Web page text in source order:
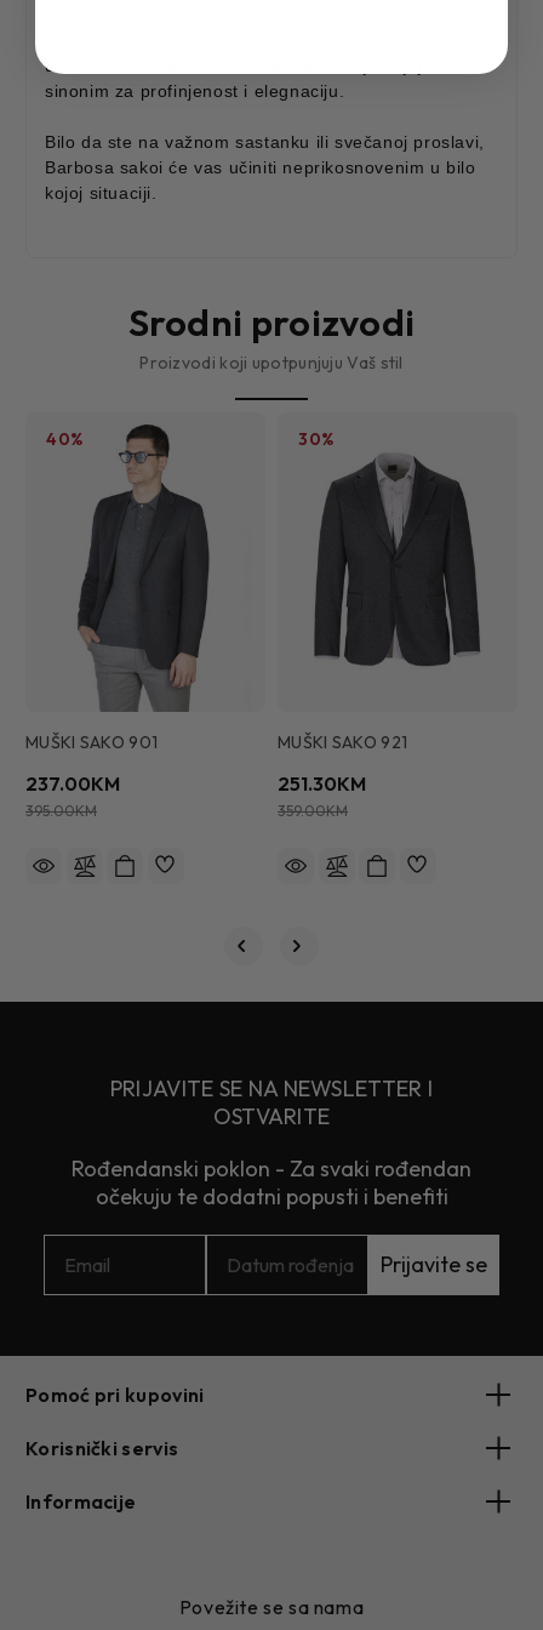
udobnosti i stila. Donose klasičan dizajn koji je
sinonim za profinjenost i elegnaciju.
Bilo da ste na važnom sastanku ili svečanoj proslavi,
Barbosa sakoi će vas učiniti neprikosnovenim u bilo
kojoj situaciji.
Srodni proizvodi
Proizvodi koji upotpunjuju Vaš stil
40%
MUŠKI SAKO 901
237.00KM
395.00KM
30%
MUŠKI SAKO 921
251.30KM
359.00KM
PRIJAVITE SE NA NEWSLETTER I
OSTVARITE
Rođendanski poklon - Za svaki rođendan
očekuju te dodatni popusti i benefiti
Prijavite se
Pomoć pri kupovini
Korisnički servis
Informacije
Povežite se sa nama